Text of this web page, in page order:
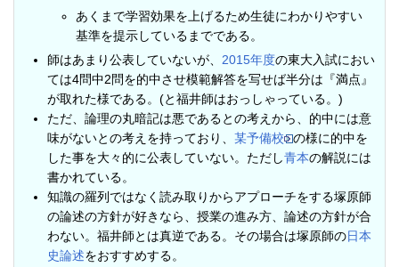
あくまで学習効果を上げるため生徒にわかりやすい
基準を提示しているまでである。
師はあまり公表していないが、 2015年度の東大入試におい
ては4問中2問を的中させ模範解答を写せば半分は『満点』
が取れた様である。(と福井師はおっしゃっている。)
ただ、論理の丸暗記は悪であるとの考えから、的中には意
味がないとの考えを持っており、 某予備校
の様に的中を
した事を大々的に公表していない。ただし青本の解説には
書かれている。
知識の羅列ではなく読み取りからアプローチをする塚原師
の論述の方針が好きなら、授業の進み方、論述の方針が合
わない。福井師とは真逆である。その場合は塚原師の日本
史論述をおすすめする。